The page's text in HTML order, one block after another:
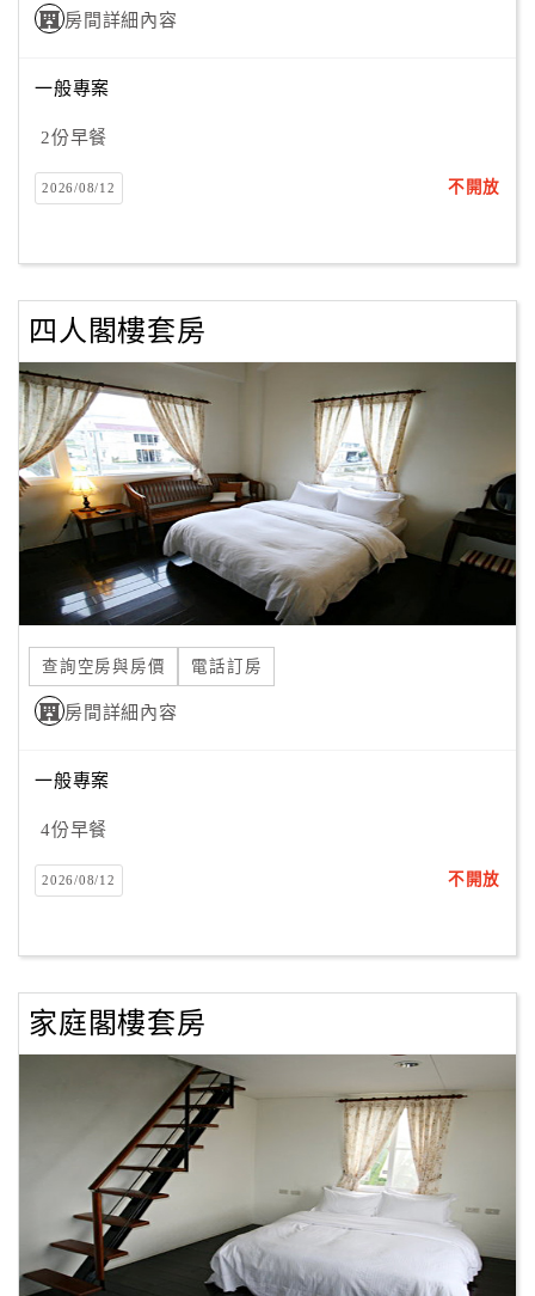
理
員
戶
客
服
聯
單
Line
線
上
紅
利
查
訂
房
Q&A
旅
卡
據
房間詳細內容
一般專案
2份早餐
2026/08/12 不開放
四人閣樓套房
查詢空房與房價 電話訂房
房間詳細內容
一般專案
4份早餐
2026/08/12 不開放
家庭閣樓套房